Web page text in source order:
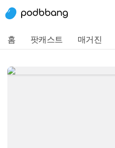
홈 팟캐스트 매거진